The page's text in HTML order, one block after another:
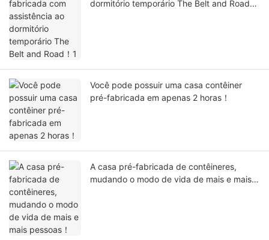
dormitório temporário The Belt and Road！
Você pode possuir uma casa contêiner
pré-fabricada em apenas 2 horas！
A casa pré-fabricada de contêineres,
mudando o modo de vida de mais e mais